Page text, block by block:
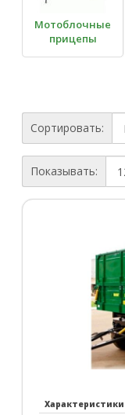
Мотоблочные
прицепы
прицепы
Сортировать:
Показывать:
Характеристики